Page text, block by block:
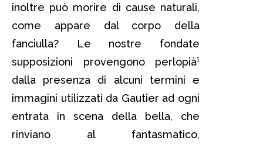
inoltre può morire di cause naturali,
come appare dal corpo della
fanciulla? Le nostre fondate
supposizioni provengono perlopià¹
dalla presenza di alcuni termini e
immagini utilizzati da Gautier ad ogni
entrata in scena della bella, che
rinviano al fantasmatico,